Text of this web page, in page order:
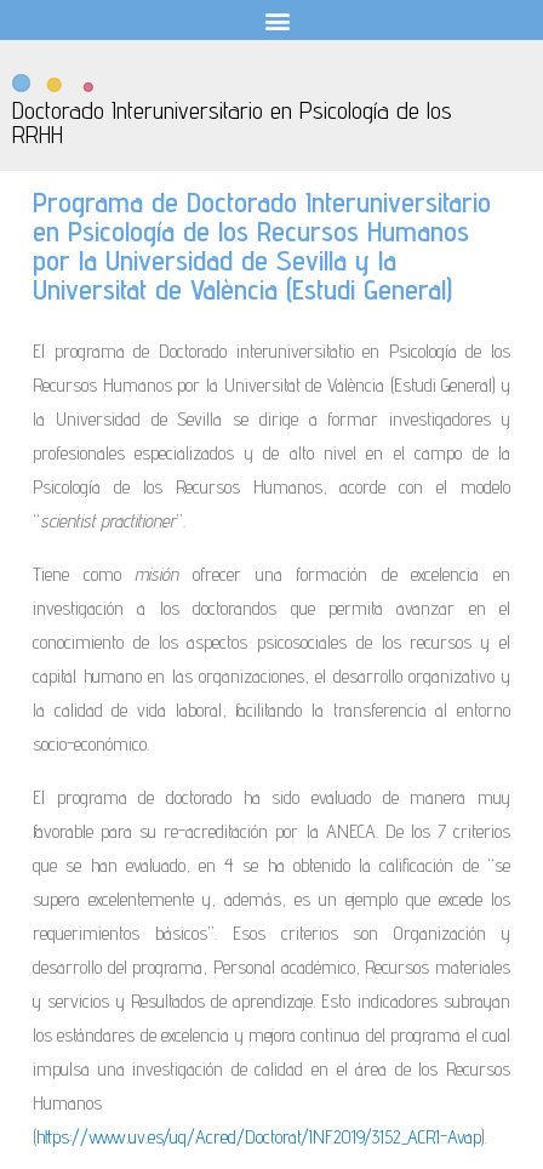
Doctorado Interuniversitario en Psicología de los
RRHH
Programa de Doctorado Interuniversitario
en Psicología de los Recursos Humanos
por la Universidad de Sevilla y la
Universitat de València (Estudi General)
El programa de Doctorado interuniversitatio en Psicología de los
Recursos Humanos por la Universitat de València (Estudi General) y
la Universidad de Sevilla se dirige a formar investigadores y
profesionales especializados y de alto nivel en el campo de la
Psicología de los Recursos Humanos, acorde con el modelo
“scientist practitioner”.
Tiene como misiónofrecer una formación de excelencia en
investigación a los doctorandos que permita avanzar en el
conocimiento de los aspectos psicosociales de los recursos y el
capital humano en las organizaciones, el desarrollo organizativo y
la calidad de vida laboral, facilitando la transferencia al entorno
socio-económico.
El programa de doctorado ha sido evaluado de manera muy
favorable para su re-acreditación por la ANECA. De los 7 criterios
que se han evaluado, en 4 se ha obtenido la calificación de “se
supera excelentemente y, además, es un ejemplo que excede los
requerimientos básicos”. Esos criterios son Organización y
desarrollo del programa, Personal académico, Recursos materiales
y servicios y Resultados de aprendizaje. Esto indicadores subrayan
los estándares de excelencia y mejora continua del programa el cual
impulsa una investigación de calidad en el área de los Recursos
Humanos
(https://www.uv.es/uq/Acred/Doctorat/INF2019/3152_ACR1-Avap).